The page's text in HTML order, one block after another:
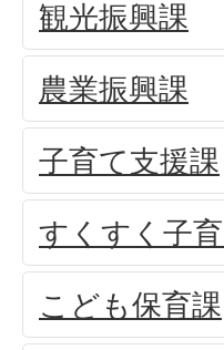
観光振興課
農業振興課
子育て支援課
すくすく子
こども保育課